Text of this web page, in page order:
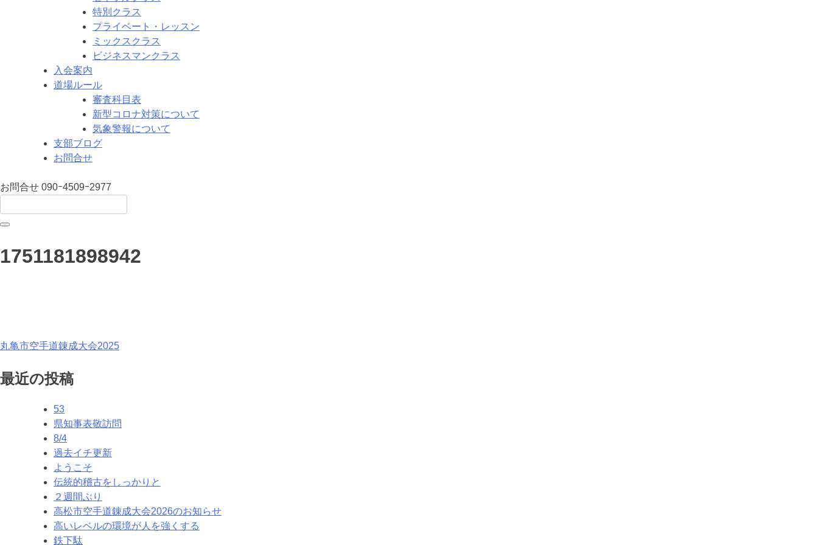
特別クラス
プライベート・レッスン
ミックスクラス
ビジネスマンクラス
入会案内
道場ルール
審査科目表
新型コロナ対策について
気象警報について
支部ブログ
お問合せ
お問合せ 090ｰ4509ｰ2977
1751181898942
投
稿
丸亀市空手道錬成大会2025
最近の投稿
53
県知事表敬訪問
8/4
過去イチ更新
ようこそ
伝統的稽古をしっかりと
２週間ぶり
高松市空手道錬成大会2026のお知らせ
高いレベルの環境が人を強くする
鉄下駄